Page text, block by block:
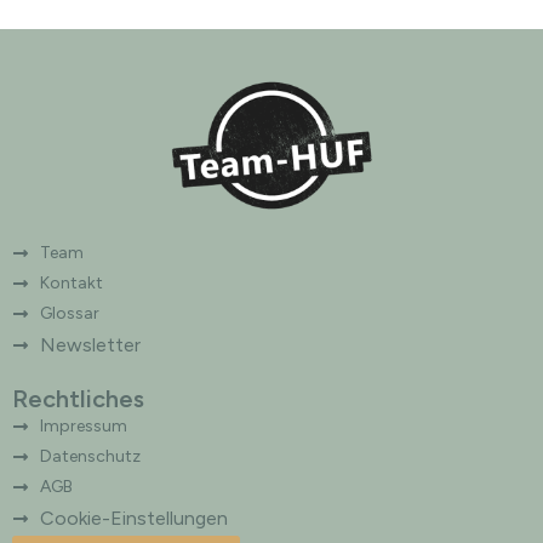
n
Team
Kontakt
Glossar
Newsletter
Rechtliches
Impressum
Datenschutz
AGB
Cookie-Einstellungen